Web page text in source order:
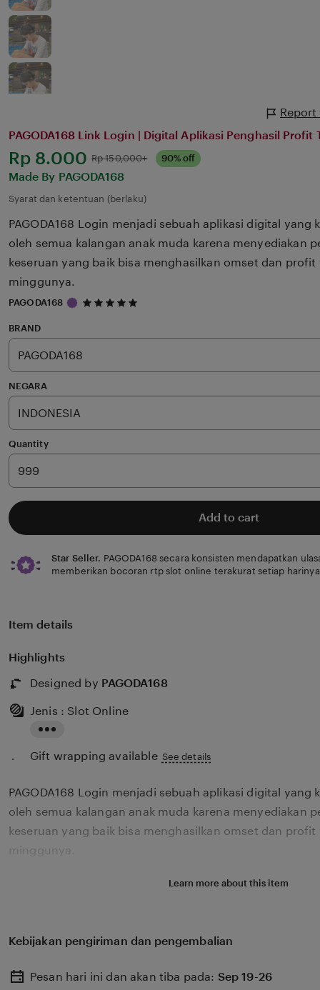
Report
PAGODA168 Link Login | Digital Aplikasi Penghasil Profit
Harga:
Rp 8.000 Normal:
Rp 150,000+ 90% off
Made By PAGODA168
Syarat dan ketentuan (berlaku)
PAGODA168 Login menjadi sebuah aplikasi digital yang
oleh semua kalangan anak muda karena menyediakan
keseruan yang baik bisa menghasilkan omset dan
minggunya.
PAGODA168
5
5
BRAND
NEGARA
Quantity
Add to cart
Star Seller. PAGODA168 secara konsisten mendapatkan
memberikan bocoran rtp slot online terakurat setiap
Item details
Highlights
Designed by PAGODA168
the
description
Jenis : Slot Online
Gift wrapping available See details
PAGODA168 Login menjadi sebuah aplikasi digital yang
oleh semua kalangan anak muda karena menyediakan
keseruan yang baik bisa menghasilkan omset dan
minggunya.
Learn more about this item
Kebijakan pengiriman dan pengembalian
Pesan hari ini dan akan tiba pada: Sep 19-26